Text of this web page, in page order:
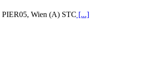
PIER05, Wien (A) STC [...]